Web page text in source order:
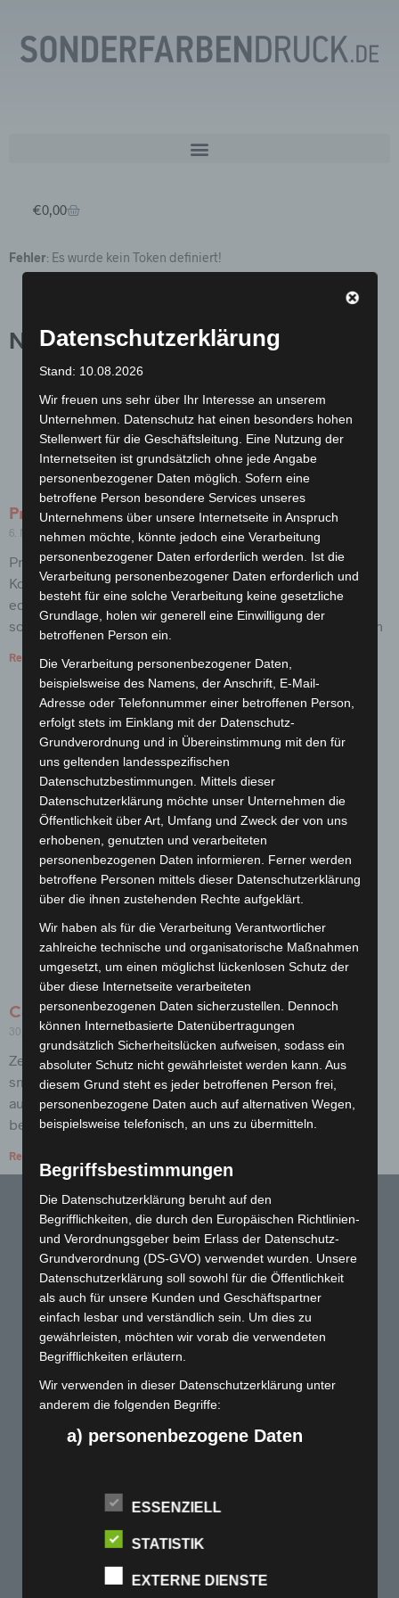
€0,00
Fehler: Es wurde kein Token definiert!
News:
Precioso: Einfach schön
6. November 2018 Keine Kommentare
Precioso ist der Klassiker unter den
Korrespondenzpapieren. Unverwechselbar dank seines
edlen Baumwoll-Hadern-Anteils. In gewichtigen 110 g/m²
sowie 300 g/m² für die passende Visitenkarte. Auf Wunsch
Read More »
Conqueror CX22
30. Oktober 2018 Keine Kommentare
Zeitgenössisch und präzise. Zur Familie Conqueror
smooth/satin gehört das moderne, superglatte CX22, ein
ausgesprochen seidiges, klanghartes Papier, das sich
besonders für feine Details und gute
Read More »
KONTAKT
089 / 68 99 80 11
info@sonderfarbendruck.de
sonderfarbendruck.de
Osterfeldstraße 90
85737 Ismaning bei München
gewünschte
gefunden?
Allgemeine
Datenschutzbelehrung
Versandarten
Datenschutzerklärung
Stand: 10.08.2026
Wir freuen uns sehr über Ihr Interesse an unserem
Unternehmen. Datenschutz hat einen besonders hohen
Stellenwert für die Geschäftsleitung. Eine Nutzung der
Internetseiten ist grundsätzlich ohne jede Angabe
personenbezogener Daten möglich. Sofern eine
betroffene Person besondere Services unseres
Unternehmens über unsere Internetseite in Anspruch
nehmen möchte, könnte jedoch eine Verarbeitung
personenbezogener Daten erforderlich werden. Ist die
Verarbeitung personenbezogener Daten erforderlich und
besteht für eine solche Verarbeitung keine gesetzliche
Grundlage, holen wir generell eine Einwilligung der
betroffenen Person ein.
Die Verarbeitung personenbezogener Daten,
beispielsweise des Namens, der Anschrift, E-Mail-
Adresse oder Telefonnummer einer betroffenen Person,
erfolgt stets im Einklang mit der Datenschutz-
Grundverordnung und in Übereinstimmung mit den für
uns geltenden landesspezifischen
Datenschutzbestimmungen. Mittels dieser
Datenschutzerklärung möchte unser Unternehmen die
Öffentlichkeit über Art, Umfang und Zweck der von uns
erhobenen, genutzten und verarbeiteten
personenbezogenen Daten informieren. Ferner werden
betroffene Personen mittels dieser Datenschutzerklärung
über die ihnen zustehenden Rechte aufgeklärt.
Wir haben als für die Verarbeitung Verantwortlicher
zahlreiche technische und organisatorische Maßnahmen
umgesetzt, um einen möglichst lückenlosen Schutz der
über diese Internetseite verarbeiteten
personenbezogenen Daten sicherzustellen. Dennoch
können Internetbasierte Datenübertragungen
grundsätzlich Sicherheitslücken aufweisen, sodass ein
absoluter Schutz nicht gewährleistet werden kann. Aus
diesem Grund steht es jeder betroffenen Person frei,
personenbezogene Daten auch auf alternativen Wegen,
beispielsweise telefonisch, an uns zu übermitteln.
Begriffsbestimmungen
Die Datenschutzerklärung beruht auf den
Begrifflichkeiten, die durch den Europäischen Richtlinien-
und Verordnungsgeber beim Erlass der Datenschutz-
Grundverordnung (DS-GVO) verwendet wurden. Unsere
Datenschutzerklärung soll sowohl für die Öffentlichkeit
als auch für unsere Kunden und Geschäftspartner
einfach lesbar und verständlich sein. Um dies zu
gewährleisten, möchten wir vorab die verwendeten
Begrifflichkeiten erläutern.
Wir verwenden in dieser Datenschutzerklärung unter
anderem die folgenden Begriffe:
a) personenbezogene Daten
natürliche Person (im Folgenden "betroffene
natürliche Person angesehen, die direkt oder
indirekt, insbesondere mittels Zuordnung zu einer
Kennung wie einem Namen, zu einer Kennnummer,
ESSENZIELL
STATISTIK
EXTERNE DIENSTE